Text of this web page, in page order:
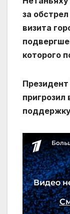
за
визита
которого